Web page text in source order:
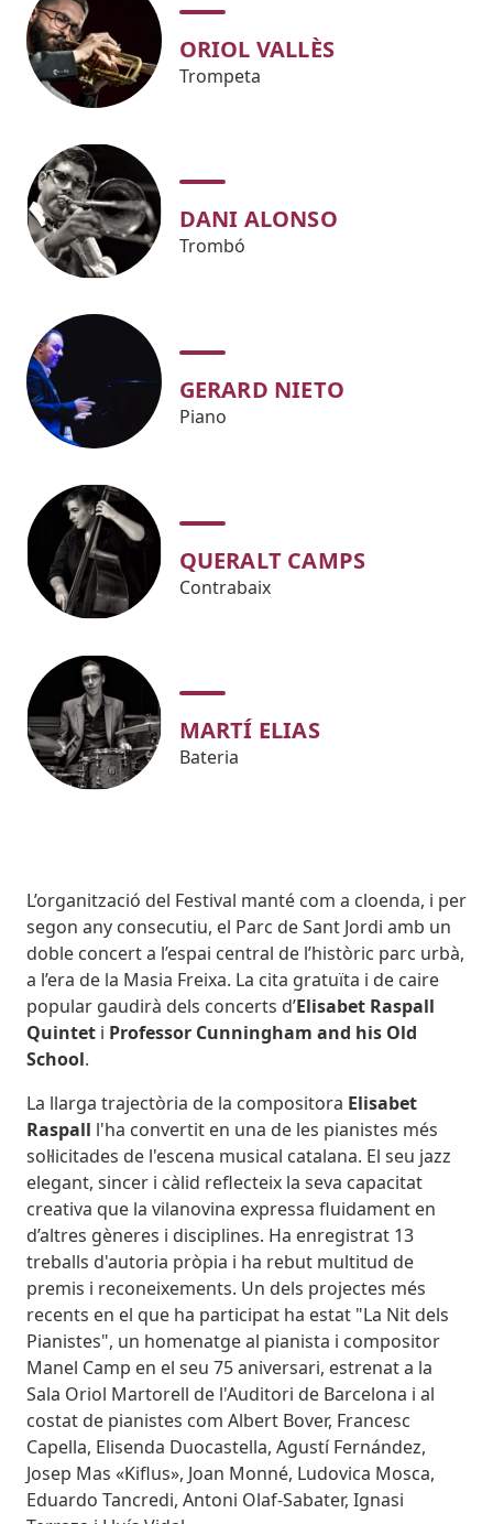
ORIOL VALLÈS
Trompeta
DANI ALONSO
Trombó
GERARD NIETO
Piano
QUERALT CAMPS
Contrabaix
MARTÍ ELIAS
Bateria
Body
L’organització del Festival manté com a cloenda, i per
segon any consecutiu, el Parc de Sant Jordi amb un
doble concert a l’espai central de l’històric parc urbà,
a l’era de la Masia Freixa. La cita gratuïta i de caire
popular gaudirà dels concerts d’Elisabet Raspall
Quintet i Professor Cunningham and his Old
School.
La llarga trajectòria de la compositora Elisabet
Raspall l'ha convertit en una de les pianistes més
sol·licitades de l'escena musical catalana. El seu jazz
elegant, sincer i càlid reflecteix la seva capacitat
creativa que la vilanovina expressa fluidament en
d’altres gèneres i disciplines. Ha enregistrat 13
treballs d'autoria pròpia i ha rebut multitud de
premis i reconeixements. Un dels projectes més
recents en el que ha participat ha estat "La Nit dels
Pianistes", un homenatge al pianista i compositor
Manel Camp en el seu 75 aniversari, estrenat a la
Sala Oriol Martorell de l'Auditori de Barcelona i al
costat de pianistes com Albert Bover, Francesc
Capella, Elisenda Duocastella, Agustí Fernández,
Josep Mas «Kiflus», Joan Monné, Ludovica Mosca,
Eduardo Tancredi, Antoni Olaf-Sabater, Ignasi